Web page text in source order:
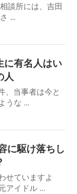
談所には、吉田
...
に有名人はい
人
、当事者は今と
うな ...
に駆け落ちし
せていますよ
アイドル ...